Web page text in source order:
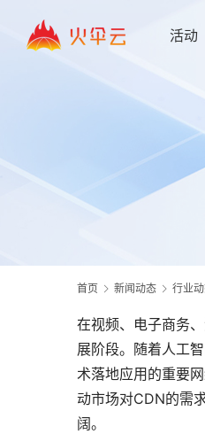
活动
首页 新闻动态 行业
在视频、电子商务
展阶段。随着人工
术落地应用的重要
动市场对CDN的需
阔。